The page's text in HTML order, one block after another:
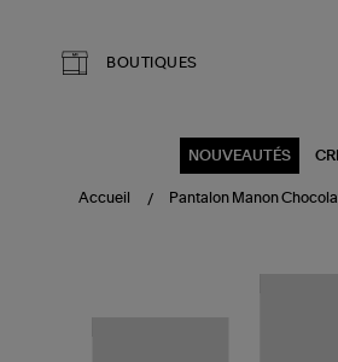
BOUTIQUES
NOUVEAUTÉS
Accueil Pantalon Manon